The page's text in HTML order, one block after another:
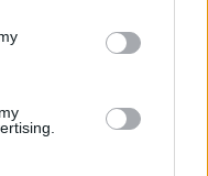
in below Google
a riasztás